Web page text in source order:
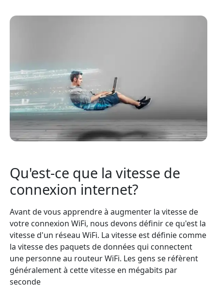
Qu'est-ce que la vitesse de
connexion internet?
Avant de vous apprendre à augmenter la vitesse de
votre connexion WiFi, nous devons définir ce qu'est la
vitesse d'un réseau WiFi. La vitesse est définie comme
la vitesse des paquets de données qui connectent
une personne au routeur WiFi. Les gens se réfèrent
généralement à cette vitesse en mégabits par
seconde